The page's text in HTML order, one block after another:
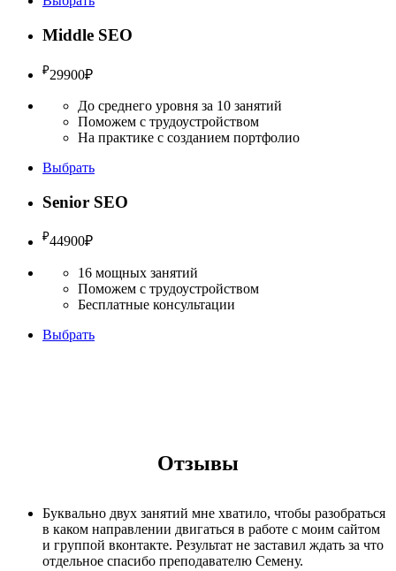
Middle SEO
₽29900₽
До среднего уровня за 10 занятий
Поможем с трудоустройством
На практике с созданием портфолио
Выбрать
Senior SEO
₽44900₽
16 мощных занятий
Поможем с трудоустройством
Бесплатные консультации
Выбрать
Отзывы
Буквально двух занятий мне хватило, чтобы разобраться
в каком направлении двигаться в работе с моим сайтом
и группой вконтакте. Результат не заставил ждать за что
отдельное спасибо преподавателю Семену.